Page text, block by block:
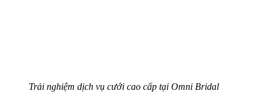
Trải nghiệm dịch vụ cưới cao cấp tại Omni Bridal